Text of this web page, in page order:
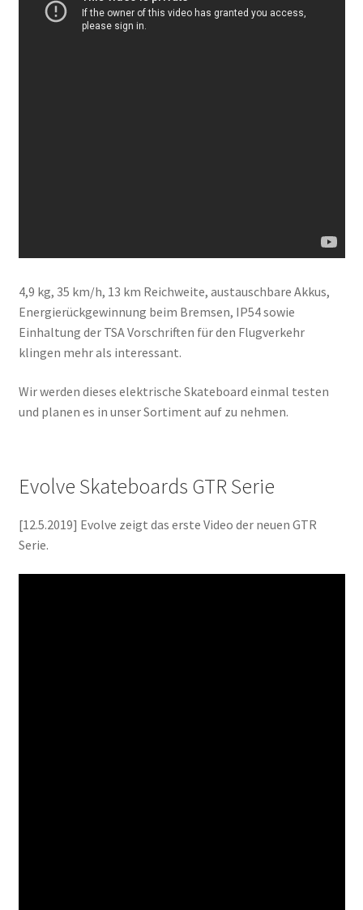
4,9 kg, 35 km/h, 13 km Reichweite, austauschbare Akkus,
Energierückgewinnung beim Bremsen, IP54 sowie
Einhaltung der TSA Vorschriften für den Flugverkehr
klingen mehr als interessant.
Wir werden dieses elektrische Skateboard einmal testen
und planen es in unser Sortiment auf zu nehmen.
Evolve Skateboards GTR Serie
[12.5.2019] Evolve zeigt das erste Video der neuen GTR
Serie.